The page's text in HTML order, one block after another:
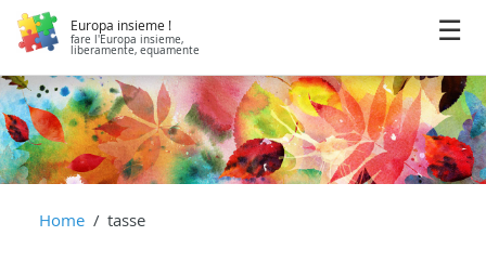
Europa insieme !
fare l'Europa insieme,
liberamente, equamente
Home tasse